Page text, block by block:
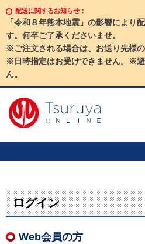
配送に関するお知らせ：
「令和８年熊本地震」の影響により
す。何卒ご了承くださいませ。
※ご注文される場合は、お送り先様の
※日時指定はお受けできません。※
ん。
ログイン
Web会員の方